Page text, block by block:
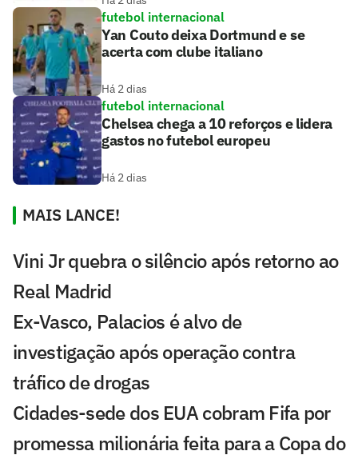
futebol internacional
Yan Couto deixa Dortmund e se
acerta com clube italiano
Há 2 dias
futebol internacional
Chelsea chega a 10 reforços e lidera
gastos no futebol europeu
Há 2 dias
MAIS LANCE!
Vini Jr quebra o silêncio após retorno ao
Real Madrid
Ex-Vasco, Palacios é alvo de
investigação após operação contra
tráfico de drogas
Cidades-sede dos EUA cobram Fifa por
promessa milionária feita para a Copa do